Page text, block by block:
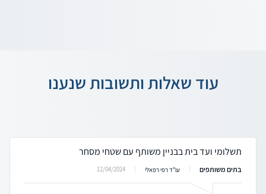
עוד שאלות ותשובות שנענו
תשלומי ועד בית בבניין משותף עם שטחי מסחר
בתים משותפים עו"ד רפי רפאלי 12/04/2024